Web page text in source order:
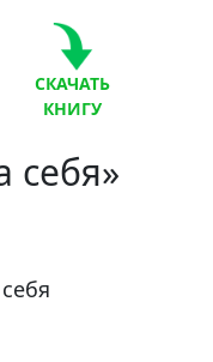
СКАЧАТЬ
КНИГУ
себя»